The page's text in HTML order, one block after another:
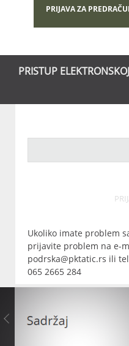
PRIJAVA ZA
PRISTUP
Ukoliko imate problem
prijavite problem na e-
podrska@pktatic.rs ili
065 2665 284